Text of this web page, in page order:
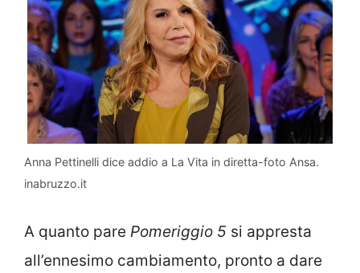
Anna Pettinelli dice addio a La Vita in diretta-foto Ansa.
inabruzzo.it
A quanto pare Pomeriggio 5 si appresta
all’ennesimo cambiamento, pronto a dare